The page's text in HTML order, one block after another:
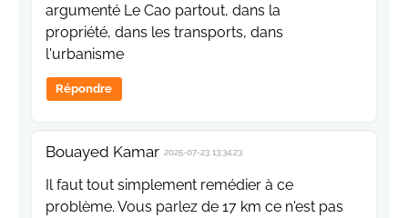
argumenté Le Cao partout, dans la
propriété, dans les transports, dans
l'urbanisme
Répondre
Bouayed Kamar 2025-07-23 13:34:23
Il faut tout simplement remédier à ce
problème. Vous parlez de 17 km ce n'est pas